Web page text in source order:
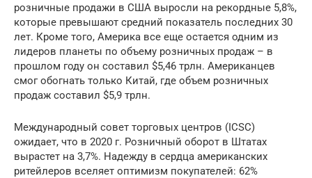
розничные продажи в США выросли на рекордные 5,8%,
которые превышают средний показатель последних 30
лет. Кроме того, Америка все еще остается одним из
лидеров планеты по объему розничных продаж – в
прошлом году он составил $5,46 трлн. Американцев
смог обогнать только Китай, где объем розничных
продаж составил $5,9 трлн.
Международный совет торговых центров (ICSC)
ожидает, что в 2020 г. Розничный оборот в Штатах
вырастет на 3,7%. Надежду в сердца американских
ритейлеров вселяет оптимизм покупателей: 62%